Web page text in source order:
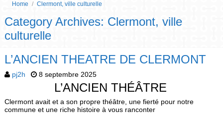
Home / Clermont, ville culturelle
Category Archives: Clermont, ville
culturelle
L’ANCIEN THEATRE DE CLERMONT
pj2h 8 septembre 2025
L’ANCIEN THÉÂTRE
Clermont avait et a son propre théâtre, une fierté pour notre
commune et une riche histoire à vous ranconter